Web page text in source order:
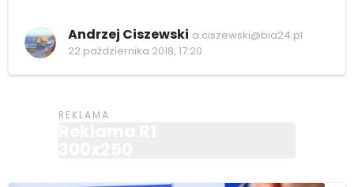
Andrzej Ciszewski a.ciszewski@bia24.pl
22 października 2018, 17:20